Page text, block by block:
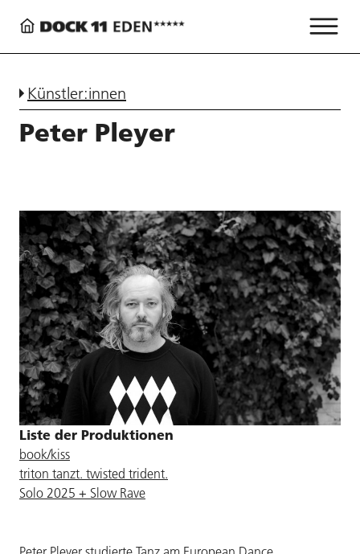
Künstler:innen
Peter Pleyer
Liste der Produktionen
book/kiss
triton tanzt. twisted trident.
Solo 2025 + Slow Rave